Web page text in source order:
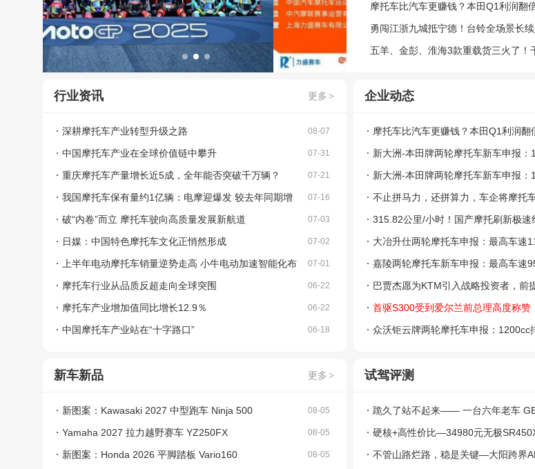
摩托车比汽车更赚钱？本田Q1利润翻
7亿日元
勇闯江浙九城抵宁德！台铃全场景长
五羊、金彭、淮海3款重载货三火了！
更多 >
行业资讯
08-07
深耕摩托车产业转型升级之路
07-31
中国摩托车产业在全球价值链中攀升
07-21
重庆摩托车产量增长近5成，全年能否突破千万辆？
07-16
我国摩托车保有量约1亿辆：电摩迎爆发 较去年同期增
长约46%
07-03
破“内卷”而立 摩托车驶向高质量发展新航道
07-02
日媒：中国特色摩托车文化正悄然形成
07-01
上半年电动摩托车销量逆势走高 小牛电动加速智能化布
局
06-22
摩托车行业从品质反超走向全球突围
06-22
摩托车产业增加值同比增长12.9％
06-18
中国摩托车产业站在“十字路口”
企业动态
摩托车比汽车更赚钱？本田Q1利润翻
7亿日元
新大洲-本田牌两轮摩托车新车申报：
能否抢占通勤踏板市场？
新大洲-本田牌两轮摩托车新车申报：
BS 能否俘获通勤用户青睐？
不止拼马力，还拼算力，车企将摩托
315.82公里/小时！国产摩托刷新极速
全球顶级性能行列
大冶升仕两轮摩托车申报：最高车速
场份额？
嘉陵两轮摩托车新车申报：最高车速
何？
巴贾杰愿为KTM引入战略投资者，前
度制造”大腿
首驱S300受到爱尔兰前总理高度称赞
市场的大门
众沃钜云牌两轮摩托车申报：1200cc
更多 >
新车新品
08-05
新图案：Kawasaki 2027 中型跑车 Ninja 500
08-05
Yamaha 2027 拉力越野赛车 YZ250FX
08-05
新图案：Honda 2026 平脚踏板 Vario160
试驾评测
跪久了站不起来—— 一台六年老车
摩托圈是太封闭了吗？
硬核+高性价比—34980元无极
不管山路烂路，稳是关键—大阳跨界